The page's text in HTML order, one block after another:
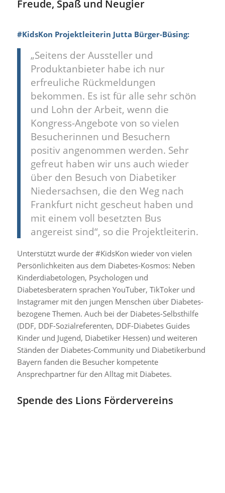
Freude, Spaß und Neugier
#KidsKon Projektleiterin Jutta Bürger-Büsing:
„Seitens der Aussteller und
Produktanbieter habe ich nur
erfreuliche Rückmeldungen
bekommen. Es ist für alle sehr schön
und Lohn der Arbeit, wenn die
Kongress-Angebote von so vielen
Besucherinnen und Besuchern
positiv angenommen werden. Sehr
gefreut haben wir uns auch wieder
über den Besuch von Diabetiker
Niedersachsen, die den Weg nach
Frankfurt nicht gescheut haben und
mit einem voll besetzten Bus
angereist sind“, so die Projektleiterin.
Unterstützt wurde der #KidsKon wieder von vielen
Persönlichkeiten aus dem Diabetes-Kosmos: Neben
Kinderdiabetologen, Psychologen und
Diabetesberatern sprachen YouTuber, TikToker und
Instagramer mit den jungen Menschen über Diabetes-
bezogene Themen. Auch bei der Diabetes-Selbsthilfe
(DDF, DDF-Sozialreferenten, DDF-Diabetes Guides
Kinder und Jugend, Diabetiker Hessen) und weiteren
Ständen der Diabetes-Community und Diabetikerbund
Bayern fanden die Besucher kompetente
Ansprechpartner für den Alltag mit Diabetes.
Spende des Lions Fördervereins